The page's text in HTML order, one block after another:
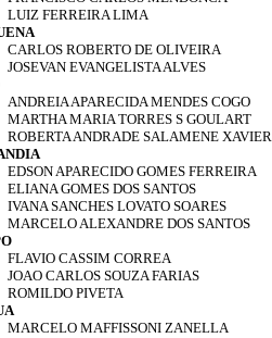
LUIZ FERREIRA LIMA
CARLOS ROBERTO DE OLIVEIRA
JOSEVAN EVANGELISTA ALVES
ANDREIA APARECIDA MENDES COGO
MARTHA MARIA TORRES S GOULART
ROBERTA ANDRADE SALAMENE XAVIER
EDSON APARECIDO GOMES FERREIRA
ELIANA GOMES DOS SANTOS
IVANA SANCHES LOVATO SOARES
MARCELO ALEXANDRE DOS SANTOS
FLAVIO CASSIM CORREA
JOAO CARLOS SOUZA FARIAS
ROMILDO PIVETA
MARCELO MAFFISSONI ZANELLA